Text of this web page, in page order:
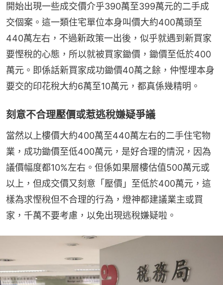
開始出現一些成交價介乎390萬至399萬元的二手成
交個案。這一類住宅單位本身叫價大約400萬頭至
440萬左右，不過新政策一出後，似乎就遇到新買家
要慳稅的心態，所以就被買家鋤價，鋤價至低於400
萬元。即係話新買家成功鋤價40萬之餘，仲慳埋本身
要交的印花稅大約6萬至10萬元，都真係幾精明。
刻意不合理壓價或惹逃稅嫌疑爭議
當然以上樓價大約400萬至440萬左右的二手住宅物
業，成功鋤價至低400萬元，是好合理的情況，因為
議價幅度都10%左右。但係如果層樓估值500萬元或
以上，但成交價又刻意「壓價」至低於400萬元，這
樣為求慳稅但不合理的行為，燈神都建議業主或買
家，千萬不要考慮，以免出現逃稅嫌疑啦。